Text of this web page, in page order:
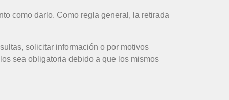
como darlo. Como regla general, la retirada
solicitar información o por motivos
sea obligatoria debido a que los mismos